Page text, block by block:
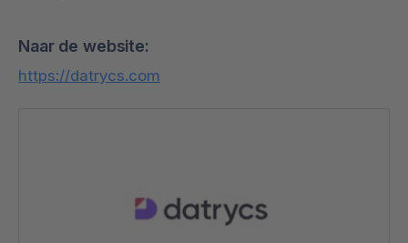
Naar de website:
https://datrycs.com